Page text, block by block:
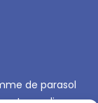
de parasol